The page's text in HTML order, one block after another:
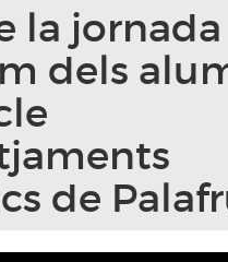
la jornada
dels
de